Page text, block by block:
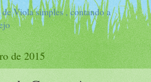
Viola simples , contando a
de 2015